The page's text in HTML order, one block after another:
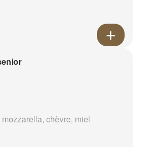
chèvre, miel